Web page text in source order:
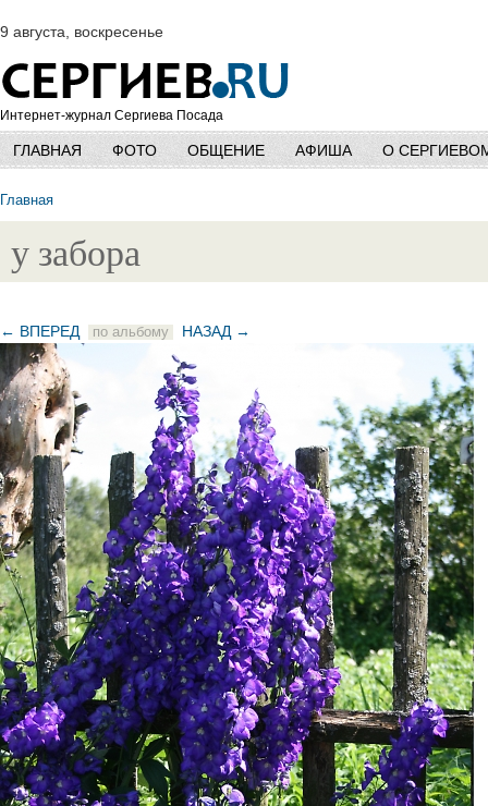
9 августа, воскресенье
Интернет-журнал Сергиева Посада
ГЛАВНАЯ ФОТО ОБЩЕНИЕ АФИША О
Главная
у забора
← ВПЕРЕД по альбому НАЗАД →